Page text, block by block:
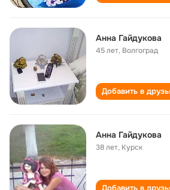
Анна Гайдукова
45 лет, Волгоград
Добавить в
Анна Гайдукова
38 лет, Курск
Добавить в